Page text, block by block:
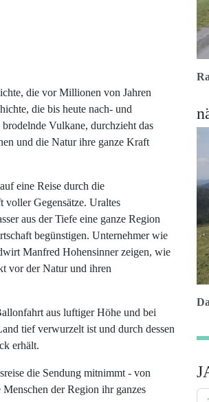
die vor Millionen von Jahren
die bis heute nach- und
Vulkane, durchzieht das
und die Natur ihre ganze Kraft
eine Reise durch die
voller Gegensätze. Uraltes
aus der Tiefe eine ganze Region
begünstigen. Unternehmer wie
Manfred Hohensinner zeigen, wie
vor der Natur und ihren
aus luftiger Höhe und bei
tief verwurzelt ist und durch dessen
erhält.
die Sendung mitnimmt - von
der Region ihr ganzes